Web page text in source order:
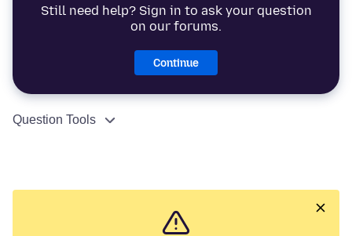
Still need help? Sign in to ask your question
on our forums.
Continue
Question Tools